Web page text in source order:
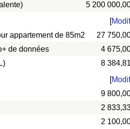
5 200
[
appartement de 85m2
27
de données 4
8
[
9
2
2